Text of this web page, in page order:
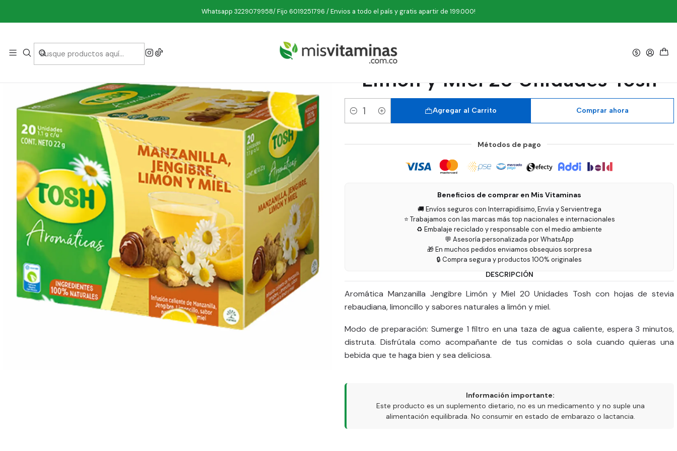
Whatsapp 3229079958/ Fijo 6019251796 / Envios a todo el país y gratis apartir de 199.000!
Inicio Comestibles Té Aromática Manzanilla Jengibre Limón y Miel 20 Unidades Tosh
Aromática Manzanilla Jengibre
Limón y Miel 20 Unidades Tosh
Cantidad
Agregar al Carrito Comprar ahora
Métodos de pago
Beneficios de comprar en Mis Vitaminas
🚚 Envíos seguros con Interrapidísimo, Envía y Servientrega
⭐ Trabajamos con las marcas más top nacionales e internacionales
♻️ Embalaje reciclado y responsable con el medio ambiente
💬 Asesoría personalizada por WhatsApp
🎁 En muchos pedidos enviamos obsequios sorpresa
🔒 Compra segura y productos 100% originales
DESCRIPCIÓN
Aromática Manzanilla Jengibre Limón y Miel 20 Unidades Tosh con hojas de stevia
rebaudiana, limoncillo y sabores naturales a limón y miel.
Modo de preparación: Sumerge 1 filtro en una taza de agua caliente, espera 3 minutos,
distruta. Disfrútala como acompañante de tus comidas o sola cuando quieras una
bebida que te haga bien y sea deliciosa.
Información importante:
Este producto es un suplemento dietario, no es un medicamento y no suple una
alimentación equilibrada. No consumir en estado de embarazo o lactancia.